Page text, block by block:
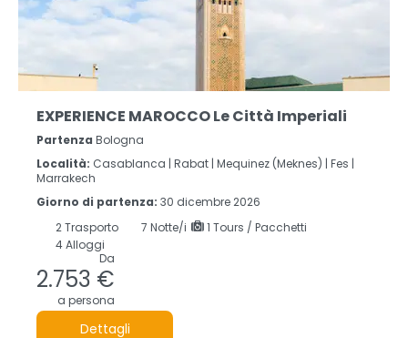
EXPERIENCE MAROCCO Le Città Imperiali
Partenza Bologna
Località: Casablanca | Rabat | Mequinez (Meknes) | Fes |
Marrakech
Giorno di partenza: 30 dicembre 2026
2Trasporto 7 Notte/i
1 Tours / Pacchetti
4 Alloggi
Da
2.753 €
a persona
Dettagli